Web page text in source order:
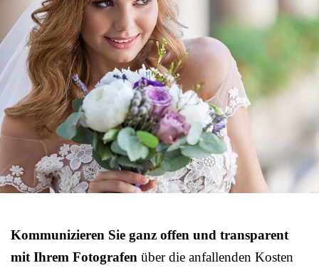
Kommunizieren Sie ganz offen und transparent
mit Ihrem Fotografen über die anfallenden Kosten